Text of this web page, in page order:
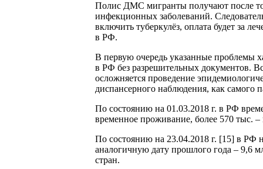
Полис ДМС мигранты получают после
инфекционных заболеваний.
включить туберкулёз, оплата будет за
в РФ.
В первую очередь указанные проблемы
в РФ без разрешительных документов.
осложняется проведение
диспансерного наблюдения, как самого
По состоянию на 01.03.2018 г. в РФ
временное проживание, более 570 тыс.
По состоянию на 23.04.2018 г. [15] в РФ
аналогичную дату прошлого года – 9,6
стран.